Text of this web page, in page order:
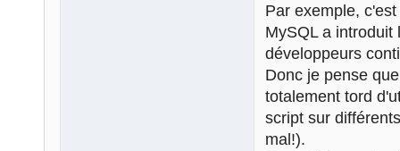
Par exemple,
MySQL a introduit
développeurs
Donc je pense
totalement tord
script sur
mal!).